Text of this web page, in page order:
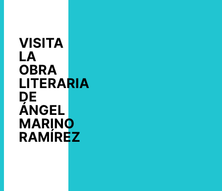
VISITA
LA
OBRA
LITERARIA
DE
ÁNGEL
MARINO
RAMÍREZ